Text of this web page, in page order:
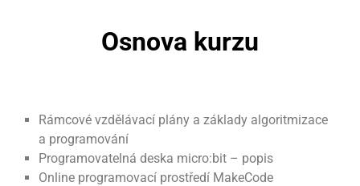
Osnova kurzu
Rámcové vzdělávací plány a základy algoritmizace
a programování
Programovatelná deska micro:bit – popis
Online programovací prostředí MakeCode